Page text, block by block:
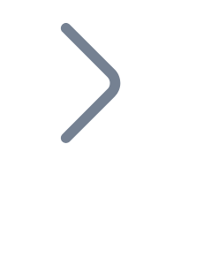
Bitnovo
dans votre entreprise et
votre écosystème.
de distributeurs et
projet à notre service